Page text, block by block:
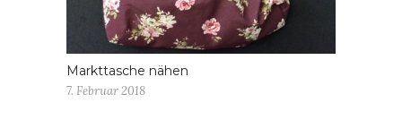
Markttasche nähen
7. Februar 2018